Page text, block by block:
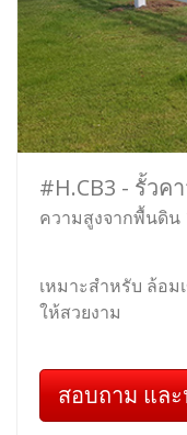
#H.CB3 - รั้วค
ความสูงจากพื้นดิน
เหมาะสำหรับ ล้อม
ให้สวยงาม
สอบถาม แล